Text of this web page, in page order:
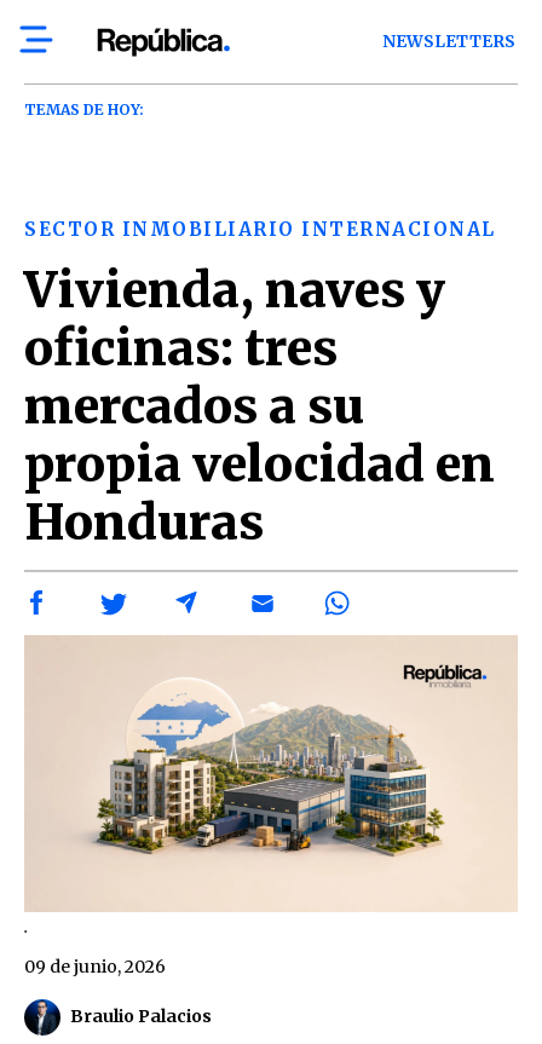
NEWSLETTERS
TEMAS DE HOY:
SECTOR INMOBILIARIO INTERNACIONAL
Vivienda, naves y
oficinas: tres
mercados a su
propia velocidad en
Honduras
.
Braulio Palacios
09 de junio, 2026